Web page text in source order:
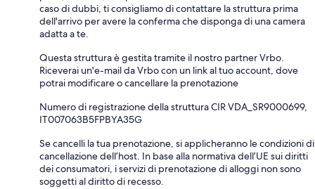
caso di dubbi, ti consigliamo di contattare la struttura prima
dell'arrivo per avere la conferma che disponga di una camera
adatta a te.
Questa struttura è gestita tramite il nostro partner Vrbo.
Riceverai un'e-mail da Vrbo con un link al tuo account, dove
potrai modificare o cancellare la prenotazione
Numero di registrazione della struttura CIR VDA_SR9000699,
IT007063B5FPBYA35G
Se cancelli la tua prenotazione, si applicheranno le condizioni di
cancellazione dell’host. In base alla normativa dell’UE sui diritti
dei consumatori, i servizi di prenotazione di alloggi non sono
soggetti al diritto di recesso.